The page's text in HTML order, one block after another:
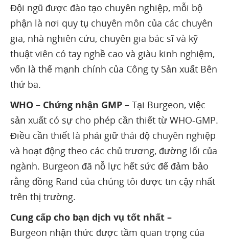
Đội ngũ được đào tạo chuyên nghiệp, mỗi bộ
phận là nơi quy tụ chuyên môn của các chuyên
gia, nhà nghiên cứu, chuyên gia bác sĩ và kỹ
thuật viên có tay nghề cao và giàu kinh nghiệm,
vốn là thế mạnh chính của Công ty Sản xuất Bên
thứ ba.
WHO – Chứng nhận GMP – Tại Burgeon, việc
sản xuất có sự cho phép cần thiết từ WHO-GMP.
Điều cần thiết là phải giữ thái độ chuyên nghiệp
và hoạt động theo các chủ trương, đường lối của
ngành. Burgeon đã nỗ lực hết sức để đảm bảo
rằng đồng Rand của chúng tôi được tin cậy nhất
trên thị trường.
Cung cấp cho bạn dịch vụ tốt nhất –
Burgeon nhận thức được tầm quan trọng của